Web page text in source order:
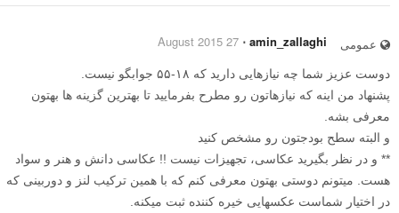
عمومی amin_zallaghi
⋅
27 August 2015
دوست عزیز شما چه نیازهایی دارید که ۱۸-۵۵ جوابگو نیست.
پشنهاد من اینه که نیازهاتون رو مطرح بفرمایید تا بهترین گزینه ها بهتون
معرفی بشه.
و البته سطح بودجتون رو مشخص کنید
** و در نظر بگیرید عکاسی، تجهیزات نیست !! عکاسی دانش و هنر و سواد
هست. میتونم دوستی بهتون معرفی کنم که با همین ترکیب لنز و دوربینی که
در اختیار شماست عکسهایی خیره کننده ثبت میکنه.